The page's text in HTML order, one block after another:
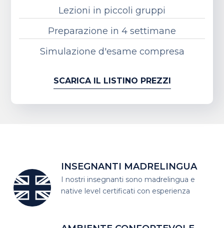
Lezioni in piccoli gruppi
Preparazione in 4 settimane
Simulazione d'esame compresa
SCARICA IL LISTINO PREZZI
INSEGNANTI MADRELINGUA
I nostri insegnanti sono madrelingua e
native level certificati con esperienza